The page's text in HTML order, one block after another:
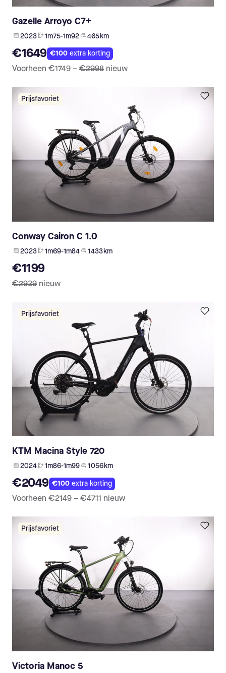
Gazelle Arroyo C7+
2023 1m75-1m92 465 km
€1649 €100extra korting
Voorheen €1749 – €2998 nieuw
Prijsfavoriet
Conway Cairon C 1.0
2023 1m69-1m84 1 433 km
€1199
€2939 nieuw
Prijsfavoriet
KTM Macina Style 720
2024 1m86-1m99 1 056 km
€2049 €100extra korting
Voorheen €2149 – €4711 nieuw
Prijsfavoriet
Victoria Manoc 5